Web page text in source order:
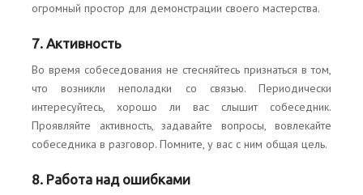
огромный простор для демонстрации своего мастерства.
7. Активность
Во время собеседования не стесняйтесь признаться в том,
что возникли неполадки со связью. Периодически
интересуйтесь, хорошо ли вас слышит собеседник.
Проявляйте активность, задавайте вопросы, вовлекайте
собеседника в разговор. Помните, у вас с ним общая цель.
8. Работа над ошибками